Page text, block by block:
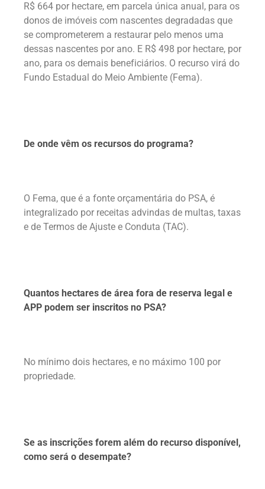
R$ 664 por hectare, em parcela única anual, para os
donos de imóveis com nascentes degradadas que
se comprometerem a restaurar pelo menos uma
dessas nascentes por ano. E R$ 498 por hectare, por
ano, para os demais beneficiários. O recurso virá do
Fundo Estadual do Meio Ambiente (Fema).
De onde vêm os recursos do programa?
O Fema, que é a fonte orçamentária do PSA, é
integralizado por receitas advindas de multas, taxas
e de Termos de Ajuste e Conduta (TAC).
Quantos hectares de área fora de reserva legal e
APP podem ser inscritos no PSA?
No mínimo dois hectares, e no máximo 100 por
propriedade.
Se as inscrições forem além do recurso disponível,
como será o desempate?